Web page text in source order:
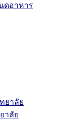
ดอาหาร
ยาลัย
าลัย